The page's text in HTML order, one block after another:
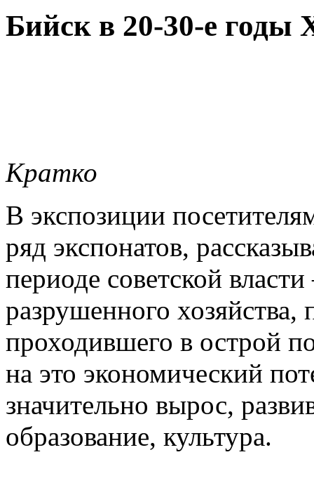
Бийск в 20-30-е годы
Кратко
В экспозиции
ряд экспонатов,
периоде советской
разрушенного
проходившего в острой
на это экономический
значительно вырос,
образование, культура.